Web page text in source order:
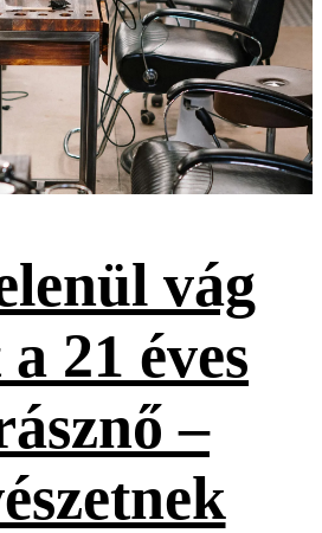
vág
21 éves
–